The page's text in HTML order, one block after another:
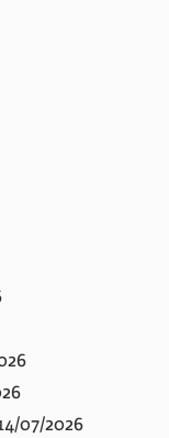
07/2026